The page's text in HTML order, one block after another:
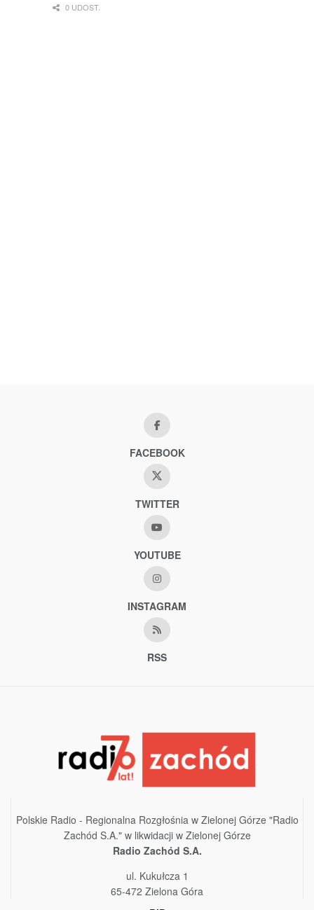
0 UDOST.
FACEBOOK
TWITTER
YOUTUBE
INSTAGRAM
RSS
Polskie Radio - Regionalna Rozgłośnia w Zielonej Górze "Radio
Zachód S.A." w likwidacji w Zielonej Górze
Radio Zachód S.A.
ul. Kukułcza 1
65-472 Zielona Góra